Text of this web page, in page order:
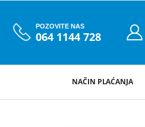
POZOVITE NAS
064 1144 728
NAČIN PLAĆANJA